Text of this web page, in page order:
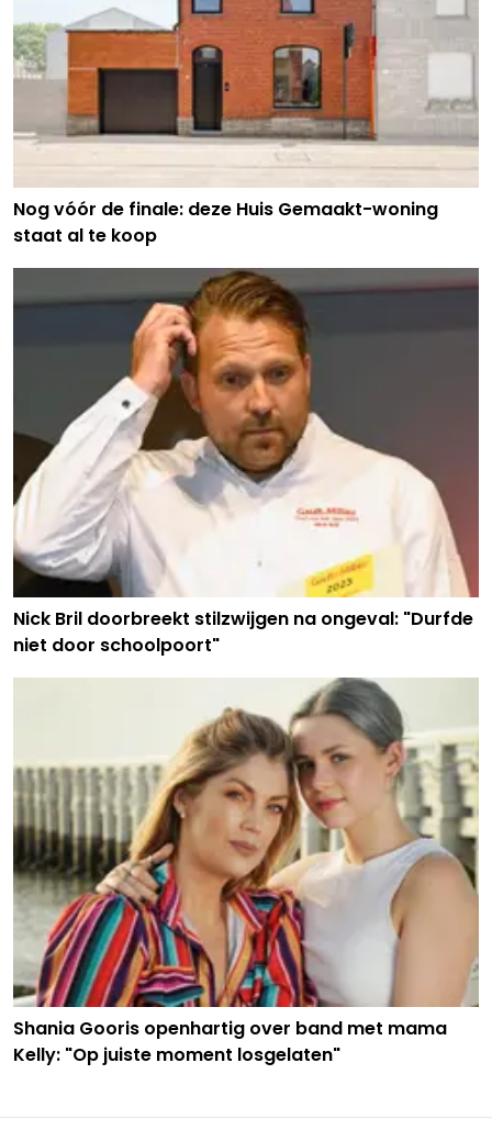
Nog vóór de finale: deze Huis Gemaakt-woning
staat al te koop
Nick Bril doorbreekt stilzwijgen na ongeval: "Durfde
niet door schoolpoort"
Shania Gooris openhartig over band met mama
Kelly: "Op juiste moment losgelaten"